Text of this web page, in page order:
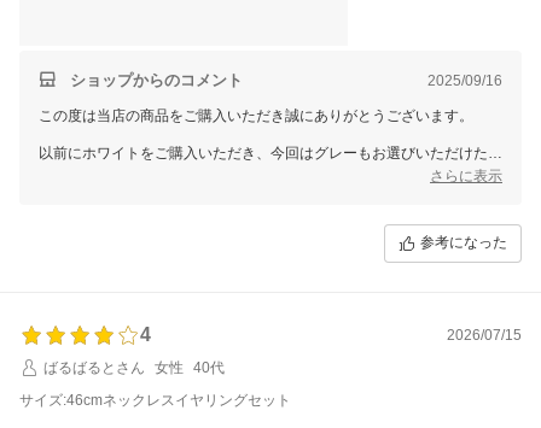
ショップからのコメント 2025/09/16
この度は当店の商品をご購入いただき誠にありがとうございます。
以前にホワイトをご購入いただき、今回はグレーもお選びいただけたと
のこと、大変光栄に存じます。落ち着いた色味や質感・光沢についても
さらに表示
参考になった
4
2026/07/15
ばるばるとさん
女性
40代
サイズ:46cmネックレスイヤリングセット